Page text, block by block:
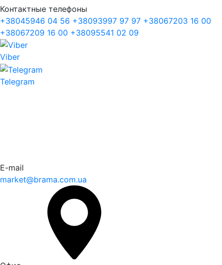
Контактные телефоны
+38045946 04 56 +38093997 97 97 +38067203 16 00
+38067209 16 00 +38095541 02 09
Viber
Telegram
E-mail
market@brama.com.ua